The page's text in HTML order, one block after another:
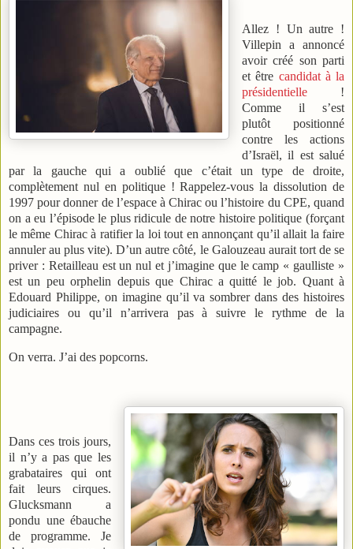
Allez ! Un autre !
Villepin a annoncé
avoir créé son parti
et être candidat à la
présidentielle !
Comme il s’est
plutôt positionné
contre les actions
d’Israël, il est salué
par la gauche qui a oublié que c’était un type de droite,
complètement nul en politique ! Rappelez-vous la dissolution de
1997 pour donner de l’espace à Chirac ou l’histoire du CPE, quand
on a eu l’épisode le plus ridicule de notre histoire politique (forçant
le même Chirac à ratifier la loi tout en annonçant qu’il allait la faire
annuler au plus vite). D’un autre côté, le Galouzeau aurait tort de se
priver : Retailleau est un nul et j’imagine que le camp « gaulliste »
est un peu orphelin depuis que Chirac a quitté le job. Quant à
Edouard Philippe, on imagine qu’il va sombrer dans des histoires
judiciaires ou qu’il n’arrivera pas à suivre le rythme de la
campagne.
On verra. J’ai des popcorns.
Dans ces trois jours,
il n’y a pas que les
grabataires qui ont
fait leurs cirques.
Glucksmann a
pondu une ébauche
de programme. Je